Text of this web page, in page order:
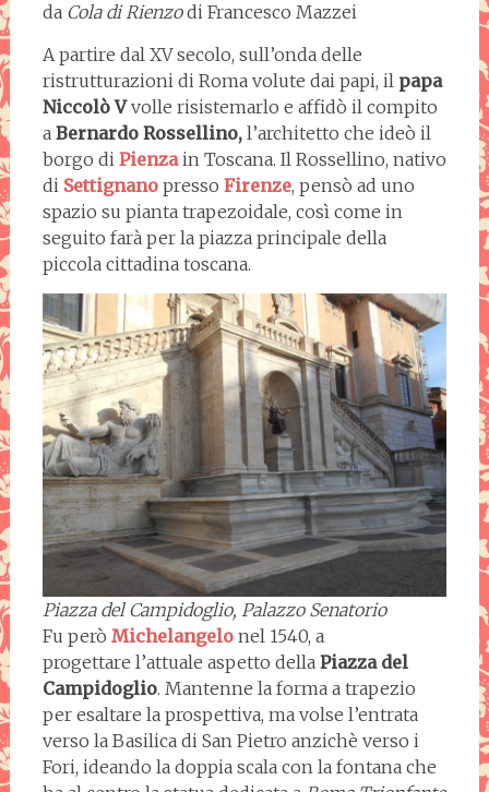
da Cola di Rienzodi Francesco Mazzei
A partire dal XV secolo, sull’onda delle
ristrutturazioni di Roma volute dai papi, il papa
Niccolò Vvolle risistemarlo e affidò il compito
a Bernardo Rossellino,l’architetto che ideò il
borgo di Pienzain Toscana. Il Rossellino, nativo
di Settignanopresso Firenze, pensò ad uno
spazio su pianta trapezoidale, così come in
seguito farà per la piazza principale della
piccola cittadina toscana.
Piazza del Campidoglio, Palazzo Senatorio
Fu però Michelangelonel 1540, a
progettare l’attuale aspetto della Piazza del
Campidoglio. Mantenne la forma a trapezio
per esaltare la prospettiva, ma volse l’entrata
verso la Basilica di San Pietro anzichè verso i
Fori, ideando la doppia scala con la fontana che